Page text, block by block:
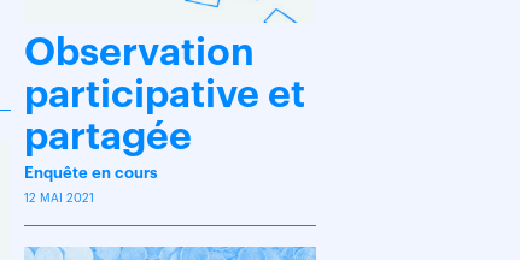
Observation
participative et
partagée
Enquête en cours
12 MAI 2021